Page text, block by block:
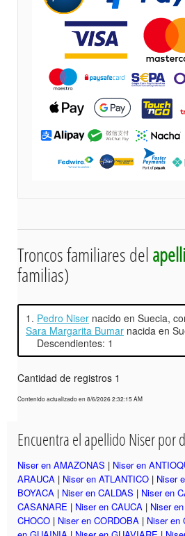
Troncos familiares del
familias)
1. Pedro Niser nacido en Suecia,
Sara Margarita Bumar nacida en
Descendientes: 1
Cantidad de registros 1
Contenido actualizado en 8/6/2026 2:32:15 AM
Encuentra el apellido Niser por
Niser en AMAZONAS | Niser en
ARAUCA | Niser en ATLANTICO | Niser
BOYACA | Niser en CALDAS | Niser en
CASANARE | Niser en CAUCA | Niser
CHOCO | Niser en CORDOBA | Niser en